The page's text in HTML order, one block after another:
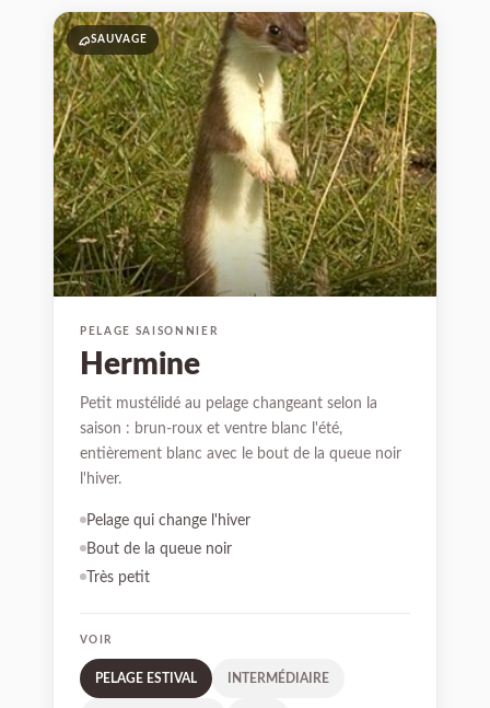
06
SAUVAGE
PELAGE SAISONNIER
Hermine
Petit mustélidé au pelage changeant selon la
saison : brun-roux et ventre blanc l'été,
entièrement blanc avec le bout de la queue noir
l'hiver.
Pelage qui change l'hiver
Bout de la queue noir
Très petit
VOIR
PELAGE ESTIVAL INTERMÉDIAIRE